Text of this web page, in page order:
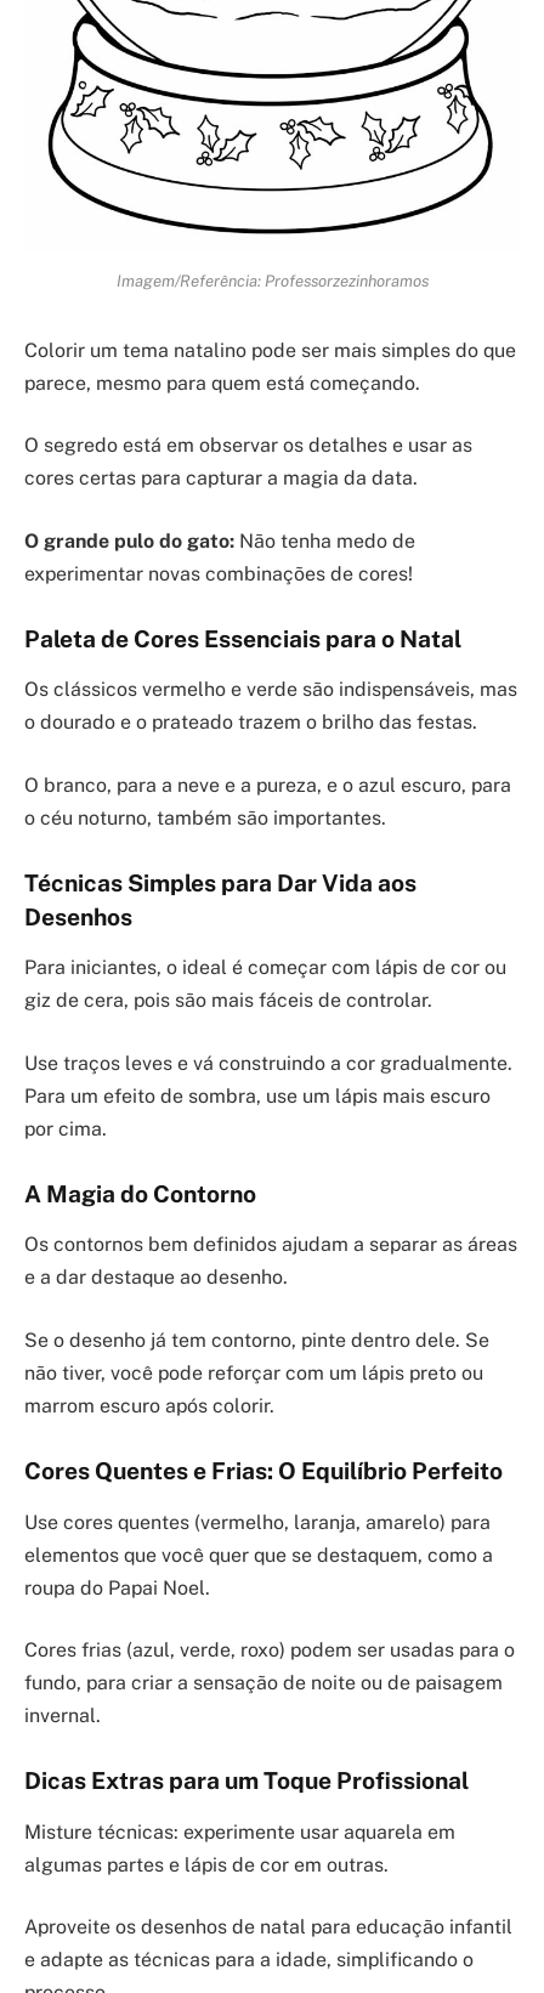
Imagem/Referência: Professorzezinhoramos
Colorir um tema natalino pode ser mais simples do que
parece, mesmo para quem está começando.
O segredo está em observar os detalhes e usar as
cores certas para capturar a magia da data.
O grande pulo do gato: Não tenha medo de
experimentar novas combinações de cores!
Paleta de Cores Essenciais para o Natal
Os clássicos vermelho e verde são indispensáveis, mas
o dourado e o prateado trazem o brilho das festas.
O branco, para a neve e a pureza, e o azul escuro, para
o céu noturno, também são importantes.
Técnicas Simples para Dar Vida aos
Desenhos
Para iniciantes, o ideal é começar com lápis de cor ou
giz de cera, pois são mais fáceis de controlar.
Use traços leves e vá construindo a cor gradualmente.
Para um efeito de sombra, use um lápis mais escuro
por cima.
A Magia do Contorno
Os contornos bem definidos ajudam a separar as áreas
e a dar destaque ao desenho.
Se o desenho já tem contorno, pinte dentro dele. Se
não tiver, você pode reforçar com um lápis preto ou
marrom escuro após colorir.
Cores Quentes e Frias: O Equilíbrio Perfeito
Use cores quentes (vermelho, laranja, amarelo) para
elementos que você quer que se destaquem, como a
roupa do Papai Noel.
Cores frias (azul, verde, roxo) podem ser usadas para o
fundo, para criar a sensação de noite ou de paisagem
invernal.
Dicas Extras para um Toque Profissional
Misture técnicas: experimente usar aquarela em
algumas partes e lápis de cor em outras.
Aproveite os desenhos de natal para educação infantil
e adapte as técnicas para a idade, simplificando o